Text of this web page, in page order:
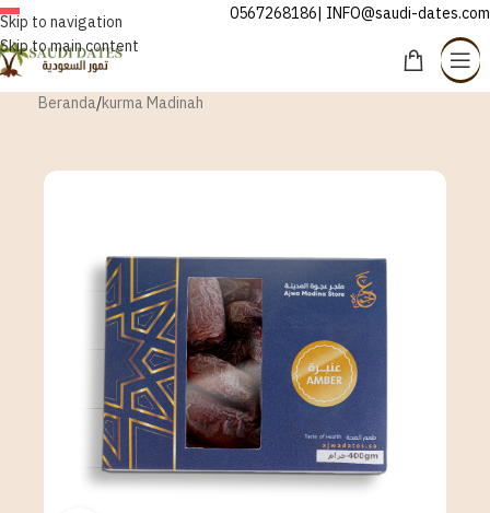
Skip to navigation
Skip to main content
INDONESIA 0567268186| INFO@saudi-dates.com
Beranda/kurma Madinah